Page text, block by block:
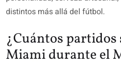
distintos más allá del fútbol.
¿Cuántos partidos
Miami durante el